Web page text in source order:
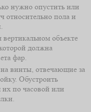
нужно опустить или
относительно пола и
объекте
должна
фар.
винты, отвечающие за
Обустроить
их по часовой или